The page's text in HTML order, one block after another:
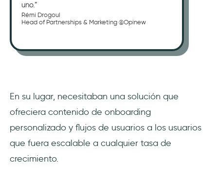
uno.”
Rémi Drogoul
Head of Partnerships & Marketing @Opinew
En su lugar, necesitaban una solución que
ofreciera contenido de onboarding
personalizado y flujos de usuarios a los usuarios
que fuera escalable a cualquier tasa de
crecimiento.